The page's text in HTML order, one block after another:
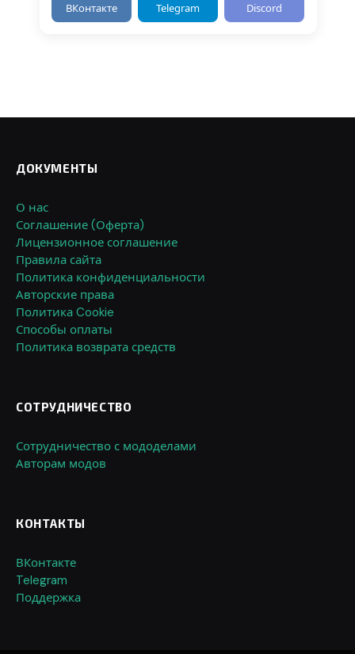
ВКонтакте Telegram Discord
ДОКУМЕНТЫ
О нас
Соглашение (Оферта)
Лицензионное соглашение
Правила сайта
Политика конфиденциальности
Авторские права
Политика Cookie
Способы оплаты
Политика возврата средств
СОТРУДНИЧЕСТВО
Сотрудничество с мододелами
Авторам модов
КОНТАКТЫ
ВКонтакте
Telegram
Поддержка